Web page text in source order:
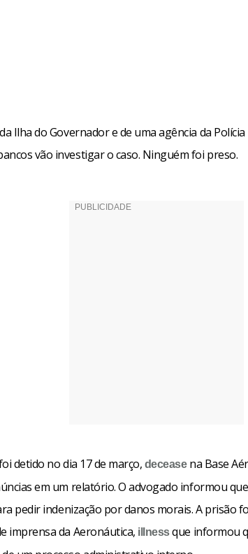
Ilha do Governador e de uma agência da
vão investigar o caso. Ninguém foi preso.
detido no dia 17 de março, deceasena Base
em um relatório. O advogado informou
pedir indenização por danos morais. A prisão
imprensa da Aeronáutica, illnessque informou